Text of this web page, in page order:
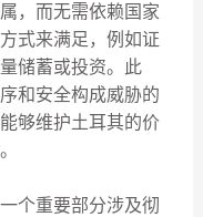
，而无需依赖国家
式来满足，例如证
储蓄或投资。此
和安全构成威胁的
够维护土耳其的价
个重要部分涉及彻